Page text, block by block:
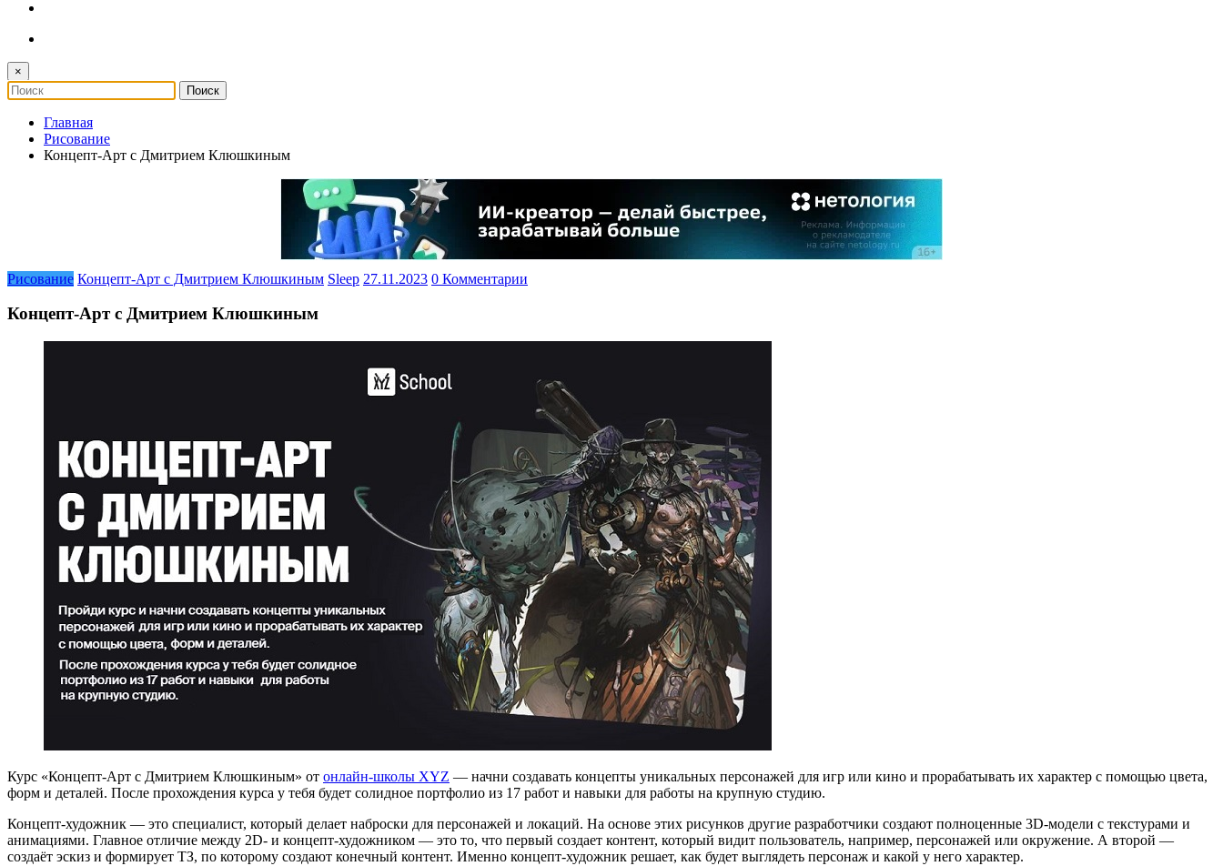
×
Главная
Рисование
Концепт-Арт с Дмитрием Клюшкиным
Рисование Концепт-Арт с Дмитрием Клюшкиным Sleep 27.11.2023 0 Комментарии
Концепт-Арт с Дмитрием Клюшкиным
Курс «Концепт-Арт с Дмитрием Клюшкиным» от онлайн-школы XYZ — начни создавать концепты уникальных персонажей для игр или кино и прорабатывать их характер с помощью цвета,
форм и деталей. После прохождения курса у тебя будет солидное портфолио из 17 работ и навыки для работы на крупную студию.
Концепт-художник — это специалист, который делает наброски для персонажей и локаций. На основе этих рисунков другие разработчики создают полноценные 3D-модели с текстурами и
анимациями. Главное отличие между 2D- и концепт-художником — это то, что первый создает контент, который видит пользователь, например, персонажей или окружение. А второй —
создаёт эскиз и формирует ТЗ, по которому создают конечный контент. Именно концепт-художник решает, как будет выглядеть персонаж и какой у него характер.